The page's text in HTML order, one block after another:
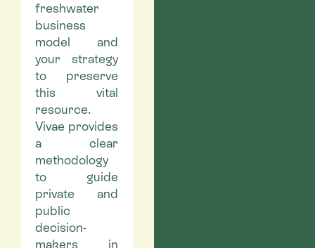
freshwater
business
model and
your strategy
to preserve
this vital
resource.
Vivae provides
a clear
methodology
to guide
private and
public
decision-
makers in